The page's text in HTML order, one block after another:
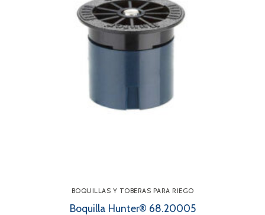
BOQUILLAS Y TOBERAS PARA RIEGO
Boquilla Hunter® 68.20005